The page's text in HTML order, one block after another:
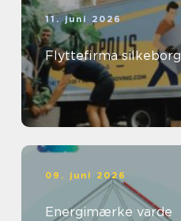
11. juni 2026
Flyttefirma silkeborg
09. juni 2026
Energimærke varde